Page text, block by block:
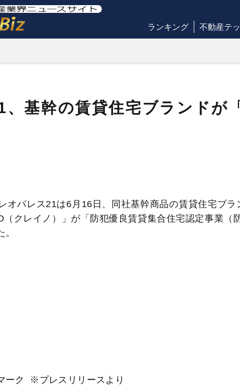
ランキング 不動産テ
、基幹の賃貸住宅ブランドが
パレス21は6月16日、同社基幹商品の賃貸住宅ブラ
（クレイノ）」が「防犯優良賃貸集合住宅認定事業（
ーク ※プレスリリースより